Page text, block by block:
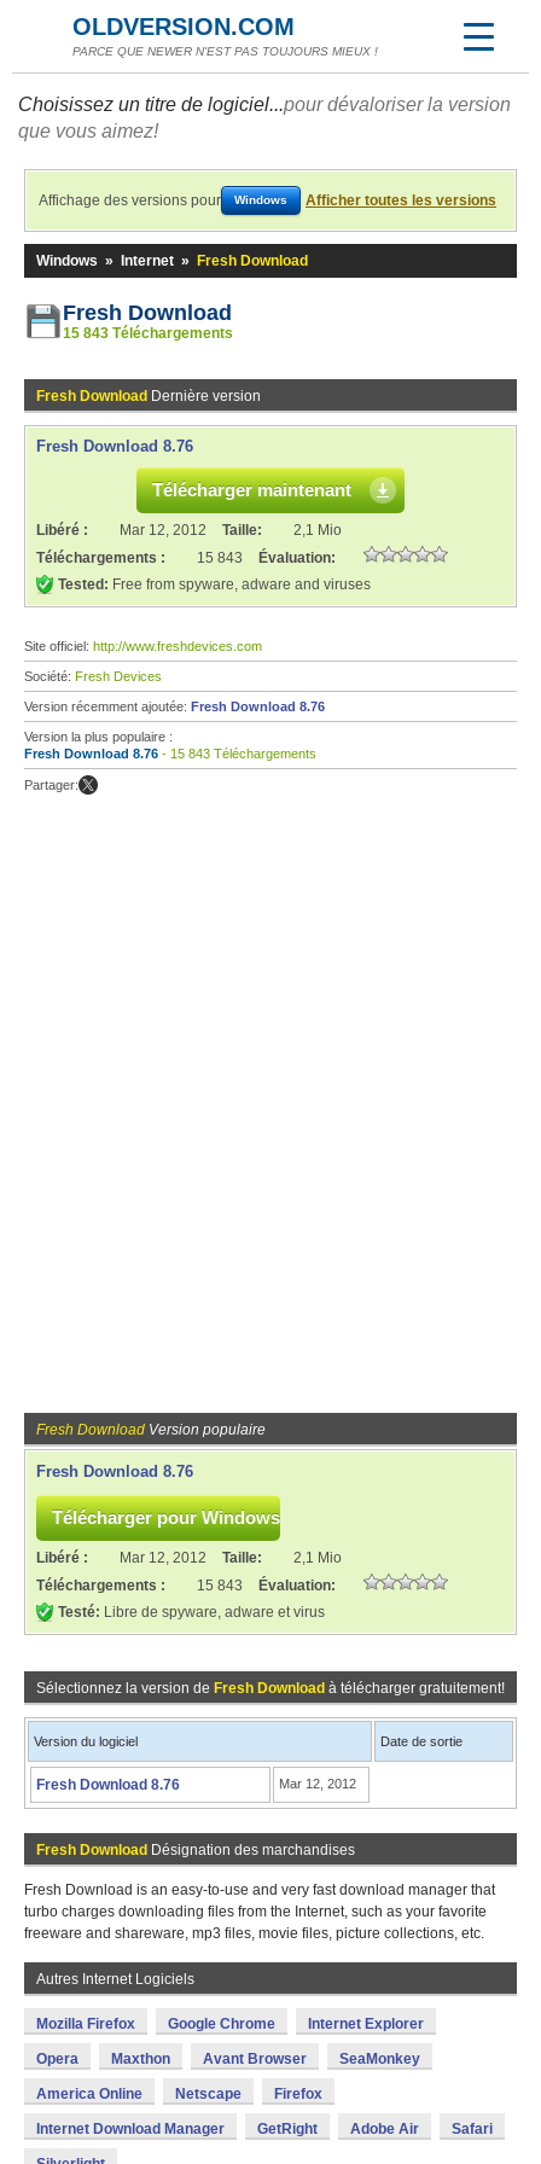
OLDVERSION.COM
PARCE QUE NEWER N'EST PAS TOUJOURS MIEUX !
Choisissez un titre de logiciel...pour dévaloriser la version
que vous aimez!
Affichage des versions pour Windows Afficher toutes les versions
Windows » Internet » Fresh Download
Fresh Download
15 843 Téléchargements
Fresh Download Dernière version
Fresh Download 8.76
Télécharger maintenant
Libéré : Mar 12, 2012 Taille:
2,1 Mio
Téléchargements :
15 843
Évaluation:
Tested: Free from spyware, adware and viruses
Site officiel: http://www.freshdevices.com
Société: Fresh Devices
Version récemment ajoutée: Fresh Download 8.76
Version la plus populaire :
Fresh Download 8.76 - 15 843 Téléchargements
Partager:
Fresh Download Version populaire
Fresh Download 8.76
Libéré : Mar 12, 2012 Taille:
2,1 Mio
Téléchargements :
15 843
Évaluation:
Testé: Libre de spyware, adware et virus
Sélectionnez la version de Fresh Download à télécharger gratuitement!
Version du logiciel Date de sortie
Fresh Download 8.76 Mar 12, 2012
Fresh Download Désignation des marchandises
Fresh Download is an easy-to-use and very fast download manager that
turbo charges downloading files from the Internet, such as your favorite
freeware and shareware, mp3 files, movie files, picture collections, etc.
Autres Internet Logiciels
Mozilla Firefox Google Chrome Internet Explorer
Opera Maxthon Avant Browser SeaMonkey
America Online Netscape Firefox
Internet Download Manager GetRight Adobe Air Safari